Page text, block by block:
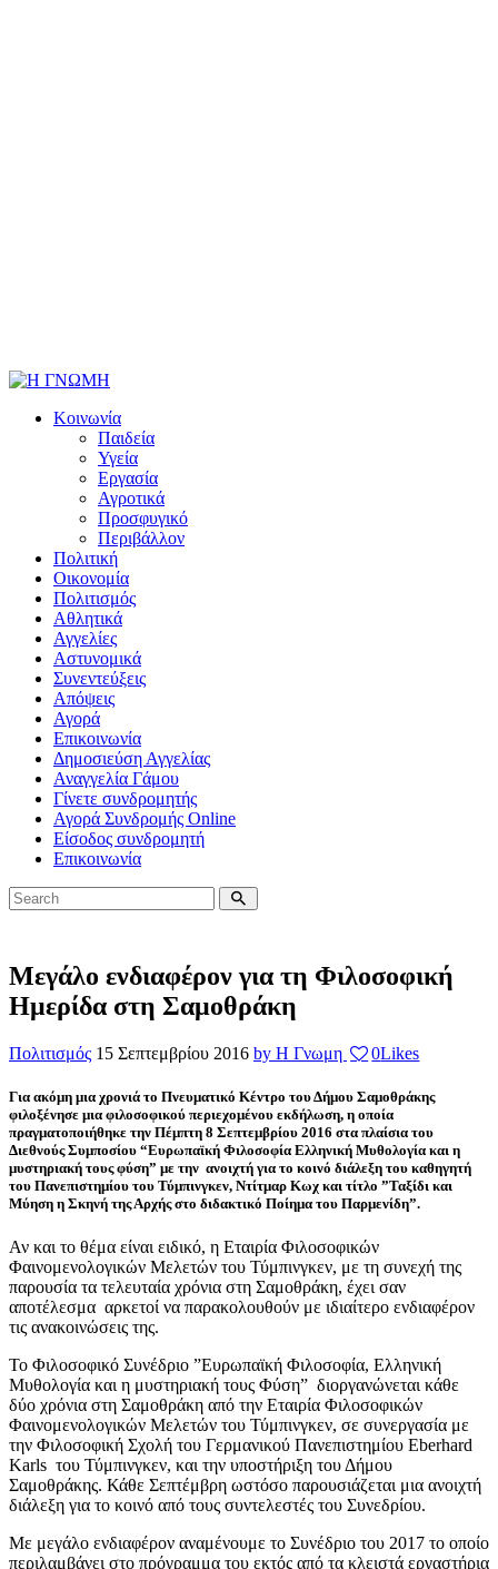
Κοινωνία
Παιδεία
Υγεία
Εργασία
Αγροτικά
Προσφυγικό
Περιβάλλον
Πολιτική
Οικονομία
Πολιτισμός
Αθλητικά
Αγγελίες
Αστυνομικά
Συνεντεύξεις
Απόψεις
Αγορά
Επικοινωνία
Δημοσιεύση Αγγελίας
Αναγγελία Γάμου
Γίνετε συνδρομητής
Αγορά Συνδρομής Online
Είσοδος συνδρομητή
Επικοινωνία
Μεγάλο ενδιαφέρον για τη Φιλοσοφική
Ημερίδα στη Σαμοθράκη
Πολιτισμός 15 Σεπτεμβρίου 2016 by Η Γνωμη 0Likes
Για ακόμη μια χρονιά το Πνευματικό Κέντρο του Δήμου Σαμοθράκης
φιλοξένησε μια φιλοσοφικού περιεχομένου εκδήλωση, η οποία
πραγματοποιήθηκε την Πέμπτη 8 Σεπτεμβρίου 2016 στα πλαίσια του
Διεθνούς Συμποσίου “Ευρωπαϊκή Φιλοσοφία Ελληνική Μυθολογία και η
μυστηριακή τους φύση” με την ανοιχτή για το κοινό διάλεξη του καθηγητή
του Πανεπιστημίου του Τύμπινγκεν, Ντίτμαρ Κωχ και τίτλο ”Ταξίδι και
Μύηση η Σκηνή της Αρχής στο διδακτικό Ποίημα του Παρμενίδη”.
Αν και το θέμα είναι ειδικό, η Εταιρία Φιλοσοφικών
Φαινομενολογικών Μελετών του Τύμπινγκεν, με τη συνεχή της
παρουσία τα τελευταία χρόνια στη Σαμοθράκη, έχει σαν
αποτέλεσμα αρκετοί να παρακολουθούν με ιδιαίτερο ενδιαφέρον
τις ανακοινώσεις της.
Το Φιλοσοφικό Συνέδριο ”Ευρωπαϊκή Φιλοσοφία, Ελληνική
Μυθολογία και η μυστηριακή τους Φύση” διοργανώνεται κάθε
δύο χρόνια στη Σαμοθράκη από την Εταιρία Φιλοσοφικών
Φαινομενολογικών Μελετών του Τύμπινγκεν, σε συνεργασία με
την Φιλοσοφική Σχολή του Γερμανικού Πανεπιστημίου Eberhard
Karls του Τύμπινγκεν, και την υποστήριξη του Δήμου
Σαμοθράκης. Κάθε Σεπτέμβρη ωστόσο παρουσιάζεται μια ανοιχτή
διάλεξη για το κοινό από τους συντελεστές του Συνεδρίου.
Με μεγάλο ενδιαφέρον αναμένουμε το Συνέδριο του 2017 το οποίο
περιλαμβάνει στο πρόγραμμα του εκτός από τα κλειστά εργαστήρια